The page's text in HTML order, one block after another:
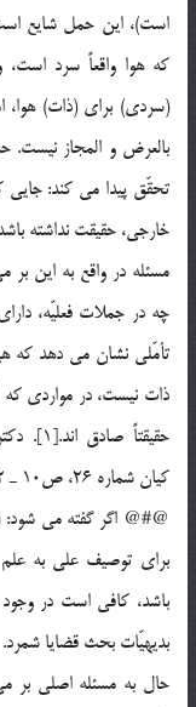
است)، اين حمل شايع
كه هوا واقعاً سرد
(سردي) براي (ذات)
بالعرض و المجاز نيست.
تحقّق پيدا مي كند:
خارجي، حقيقت نداشته
مسئله در واقع به اين
چه در جملات فعليّه،
تأمّلي نشان مي دهد كه
ذات نيست، در مواردي كه
حقيقتاً
كيان شماره 26، ص10 ـ 12.
@#@ اگر گفته مي
براي توصيف علي به
باشد، كافي است در وجود
بديهيّات بحث قضايا شمرد.
حال به مسئله اصلي بر